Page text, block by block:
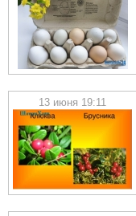
13 июня 19:11